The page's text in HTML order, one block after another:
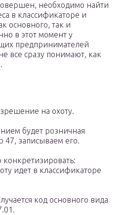
необходимо найти
в классификаторе и
основного, так и
в этот момент у
предпринимателей
все сразу понимают, как
на охоту.
будет розничная
47, записываем его.
идет в классификаторе
код основного вида